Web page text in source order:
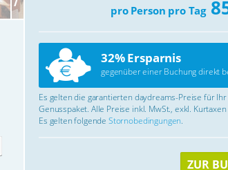
pro Person pro Tag
32% Ersparnis
gegenüber einer Buchung direkt
Es gelten die garantierten daydreams-Preise für Ihr
Genusspaket. Alle Preise inkl. MwSt., exkl.
Es gelten folgende Stornobedingungen.
ZUR